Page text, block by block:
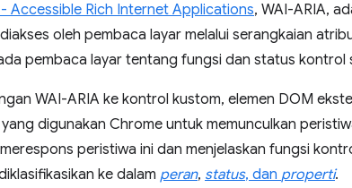
Accessible Rich Internet Applications, WAI-ARIA,
oleh pembaca layar melalui serangkaian
pembaca layar tentang fungsi dan status kontrol
WAI-ARIA ke kontrol kustom, elemen DOM
digunakan Chrome untuk memunculkan
peristiwa ini dan menjelaskan fungsi
ke dalam peran, status, dan properti.